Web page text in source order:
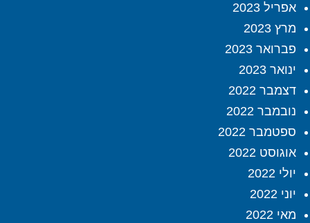
אפריל 2023
מרץ 2023
פברואר 2023
ינואר 2023
דצמבר 2022
נובמבר 2022
ספטמבר 2022
אוגוסט 2022
יולי 2022
יוני 2022
מאי 2022